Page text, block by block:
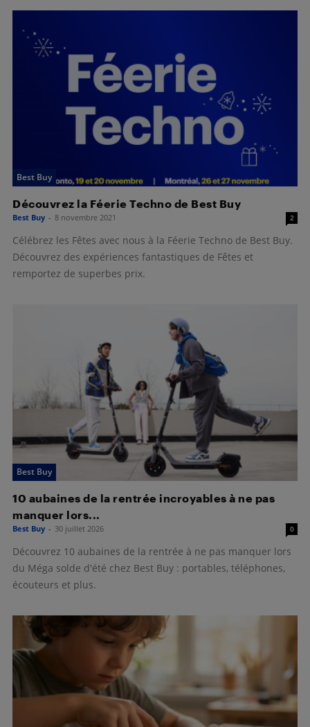
Best Buy
Découvrez la Féerie Techno de Best Buy
Best Buy - 8 novembre 2021 2
Célébrez les Fêtes avec nous à la Féerie Techno de Best Buy.
Découvrez des expériences fantastiques de Fêtes et
remportez de superbes prix.
Best Buy
10 aubaines de la rentrée incroyables à ne pas
manquer lors...
Best Buy - 30 juillet 2026 0
Découvrez 10 aubaines de la rentrée à ne pas manquer lors
du Méga solde d'été chez Best Buy : portables, téléphones,
écouteurs et plus.